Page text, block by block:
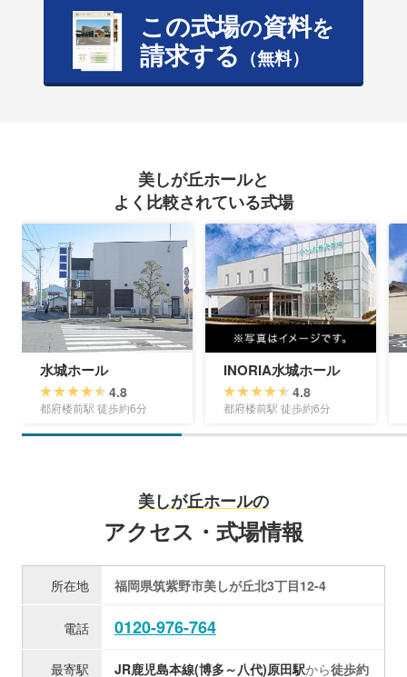
この式場の資料を
請求する （無料）
美しが丘ホールと
よく比較されている式場
水城ホール
4.8
都府楼前駅 徒歩約6分
INORIA水城ホール
4.8
都府楼前駅 徒歩約6分
美しが丘ホールの
アクセス・式場情報
所在地 福岡県筑紫野市美しが丘北3丁目12-4
電話 0120-976-764
最寄駅 JR鹿児島本線(博多～八代)原田駅から徒歩約